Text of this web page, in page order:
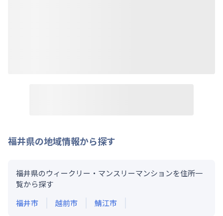
福井県の地域情報から探す
福井県のウィークリー・マンスリーマンションを住所一
覧から探す
福井市
越前市 鯖江市